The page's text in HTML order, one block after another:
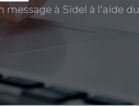
message à Sidel à l'aide du